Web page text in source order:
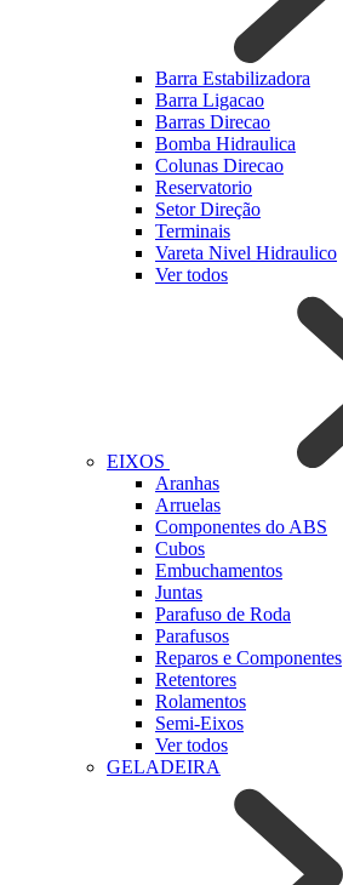
Barra Estabilizadora
Barra Ligacao
Barras Direcao
Bomba Hidraulica
Colunas Direcao
Reservatorio
Setor Direção
Terminais
Vareta Nivel Hidraulico
Ver todos
EIXOS
Aranhas
Arruelas
Componentes do ABS
Cubos
Embuchamentos
Juntas
Parafuso de Roda
Parafusos
Reparos e Componentes
Retentores
Rolamentos
Semi-Eixos
Ver todos
GELADEIRA